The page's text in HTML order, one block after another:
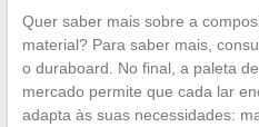
Quer saber mais sobre a
material? Para saber mais,
o duraboard. No final, a paleta
mercado permite que cada lar
adapta às suas necessidades: